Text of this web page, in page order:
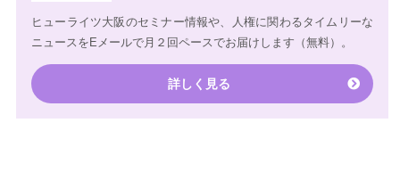
ヒューライツ大阪のセミナー情報や、人権に関わるタイムリーな
ニュースをEメールで月２回ペースでお届けします（無料）。
詳しく見る